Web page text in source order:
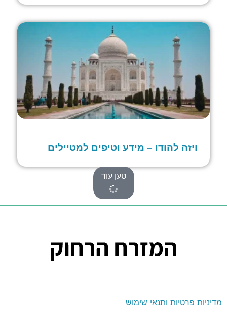
ויזה להודו – מידע וטיפים למטיילים
טען עוד
פרטיות ותנאי שימוש